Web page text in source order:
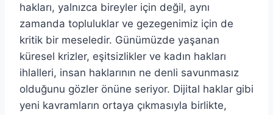
hakları, yalnızca bireyler için değil, aynı
zamanda topluluklar ve gezegenimiz için de
kritik bir meseledir. Günümüzde yaşanan
küresel krizler, eşitsizlikler ve kadın hakları
ihlalleri, insan haklarının ne denli savunmasız
olduğunu gözler önüne seriyor. Dijital haklar gibi
yeni kavramların ortaya çıkmasıyla birlikte,